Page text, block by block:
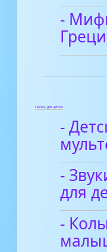
-
Песни для детей
-
-
для
-